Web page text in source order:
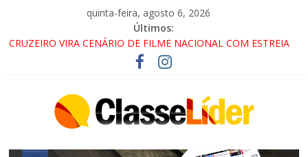
quinta-feira, agosto 6, 2026
Últimos:
CRUZEIRO VIRA CENÁRIO DE FILME NACIONAL COM ESTREIA
PROMOTOR DO GAECO
ACESSO À APARECIDA NA DUTRA SERÁ BLOQUEADO NO FIM
ALTERNATIVAS